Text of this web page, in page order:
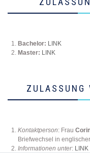
Bachelor: LINK
Master: LINK
ZULASSUNG
Kontaktperson: Frau
Briefwechsel in
Informationen unter: LINK